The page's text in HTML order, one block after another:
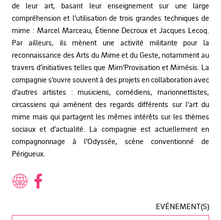
de leur art, basant leur enseignement sur une large
compréhension et l’utilisation de trois grandes techniques de
mime : Marcel Marceau, Étienne Decroux et Jacques Lecoq.
Par ailleurs, ils mènent une activité militante pour la
reconnaissance des Arts du Mime et du Geste, notamment au
travers d’initiatives telles que Mim’Provisation et Mimésis. La
compagnie s’ouvre souvent à des projets en collaboration avec
d’autres artistes : musiciens, comédiens, marionnettistes,
circassiens qui amènent des regards différents sur l’art du
mime mais qui partagent les mêmes intérêts sur les thèmes
sociaux et d’actualité. La compagnie est actuellement en
compagnonnage à l’Odyssée, scène conventionné de
Périgueux.
EVÉNEMENT(S)